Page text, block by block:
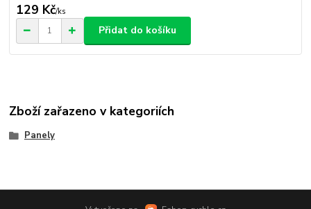
129 Kč/ks
Přidat do košíku
Zboží zařazeno v kategoriích
Panely